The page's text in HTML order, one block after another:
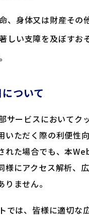
、身体又は財産その
しい支障を及ぼすお
ついて
ービスにおいてク
ただく際の利便性
れた場合でも、本
様にアクセス解析、
ません。
では、皆様に適切